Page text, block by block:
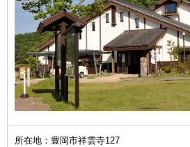
所在地：豊岡市祥雲寺127